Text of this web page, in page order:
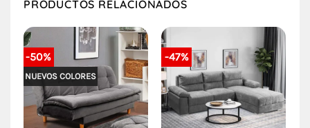
PRODUCTOS RELACIONADOS
-50%
NUEVOS COLORES
-47%